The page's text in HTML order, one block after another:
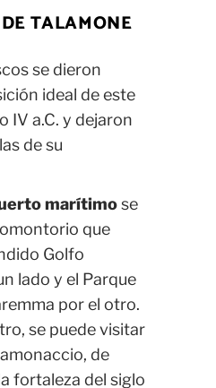
TALAMONE
se dieron
ideal de este
IV a.C. y dejaron
de su
marítimose
que
Golfo
lado y el Parque
por el otro.
se puede visitar
de
fortaleza del siglo